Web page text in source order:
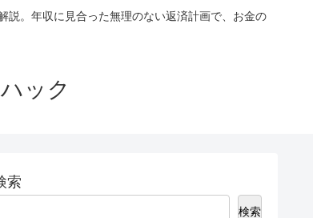
説。年収に見合った無理のない返済計画で、お金の
ック
索
検索